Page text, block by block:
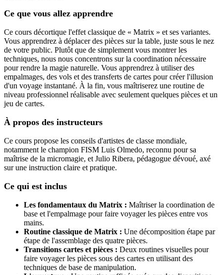
Ce que vous allez apprendre
Ce cours décortique l'effet classique de « Matrix » et ses variantes.
Vous apprendrez à déplacer des pièces sur la table, juste sous le nez
de votre public. Plutôt que de simplement vous montrer les
techniques, nous nous concentrons sur la coordination nécessaire
pour rendre la magie naturelle. Vous apprendrez à utiliser des
empalmages, des vols et des transferts de cartes pour créer l'illusion
d'un voyage instantané. À la fin, vous maîtriserez une routine de
niveau professionnel réalisable avec seulement quelques pièces et un
jeu de cartes.
À propos des instructeurs
Ce cours propose les conseils d'artistes de classe mondiale,
notamment le champion FISM Luis Olmedo, reconnu pour sa
maîtrise de la micromagie, et Julio Ribera, pédagogue dévoué, axé
sur une instruction claire et pratique.
Ce qui est inclus
Les fondamentaux du Matrix : Maîtriser la coordination de
base et l'empalmage pour faire voyager les pièces entre vos
mains.
Routine classique de Matrix : Une décomposition étape par
étape de l'assemblage des quatre pièces.
Transitions cartes et pièces : Deux routines visuelles pour
faire voyager les pièces sous des cartes en utilisant des
techniques de base de manipulation.